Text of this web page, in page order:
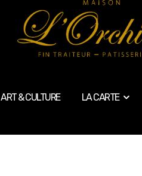
ART & CULTURE LA CARTE